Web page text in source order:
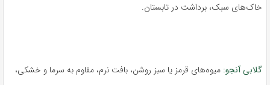
خاک‌های سبک، برداشت در تابستان.
گلابی آنجو: میوه‌های قرمز یا سبز روشن، بافت نرم، مقاوم به سرما و خشکی،